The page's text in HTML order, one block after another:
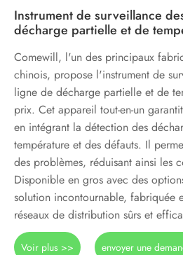
Instrument de surveillance
décharge partielle et de
Comewill, l'un des principaux
chinois, propose l'instrument de
ligne de décharge partielle et de
prix. Cet appareil tout-en-un
en intégrant la détection des
température et des défauts. Il
des problèmes, réduisant ainsi les
Disponible en gros avec des
solution incontournable, fabriquée
réseaux de distribution sûrs et
Voir plus >> envoyer une